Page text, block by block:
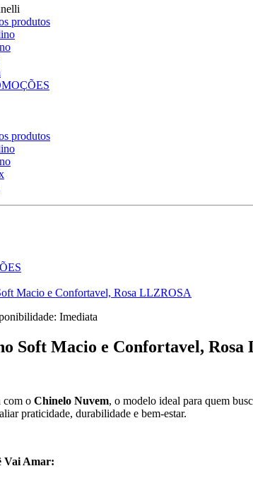
produtos
produtos
Macio e Confortavel, Rosa LLZROSA
Imediata
Soft Macio e Confortavel, Rosa
com o Chinelo Nuvem, o modelo ideal para quem
praticidade, durabilidade e bem-estar.
Vai Amar: